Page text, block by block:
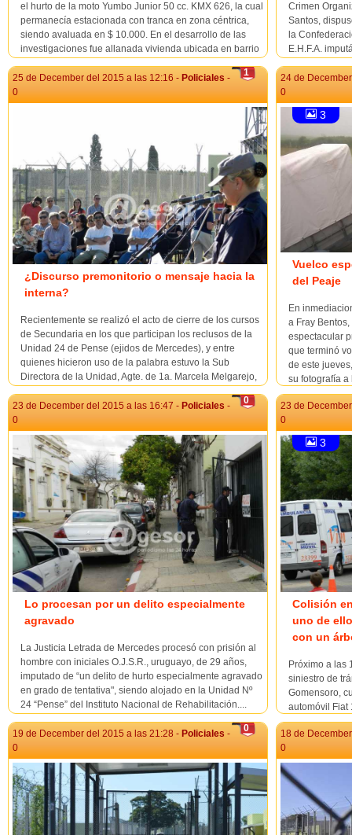
el hurto de la moto Yumbo Junior 50 cc. KMX 626, la cual
permanecía estacionada con tranca en zona céntrica,
siendo avaluada en $ 10.000. En el desarrollo de las
investigaciones fue allanada vivienda ubicada en barrio
l...
Crimen
Santos,
la
E.H.F.A.
1
25 de December del 2015 a las 12:16 - Policiales -
0
¿Discurso premonitorio o mensaje hacia la
interna?
Recientemente se realizó el acto de cierre de los cursos
de Secundaria en los que participan los reclusos de la
Unidad 24 de Pense (ejidos de Mercedes), y entre
quienes hicieron uso de la palabra estuvo la Sub
Directora de la Unidad, Agte. de 1a. Marcela Melgarejo,
considera...
24 de
0
3
Vuelco
del Peaje
En
a Fray
espectacular
que terminó
de este
su fotografía a
0
23 de December del 2015 a las 16:47 - Policiales -
0
Lo procesan por un delito especialmente
agravado
La Justicia Letrada de Mercedes procesó con prisión al
hombre con iniciales O.J.S.R., uruguayo, de 29 años,
imputado de “un delito de hurto especialmente agravado
en grado de tentativa", siendo alojado en la Unidad Nº
24 “Pense” del Instituto Nacional de Rehabilitación....
23 de
0
3
Colisión
uno de
con un
Próximo a las
siniestro de
Gomensoro,
automóvil Fiat
pareja mayor
Chevette
0
19 de December del 2015 a las 21:28 - Policiales -
0
18 de
0